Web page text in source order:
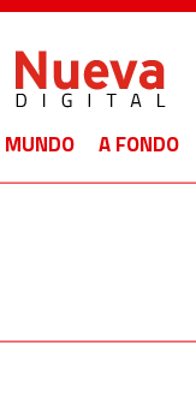
MUNDO A FONDO